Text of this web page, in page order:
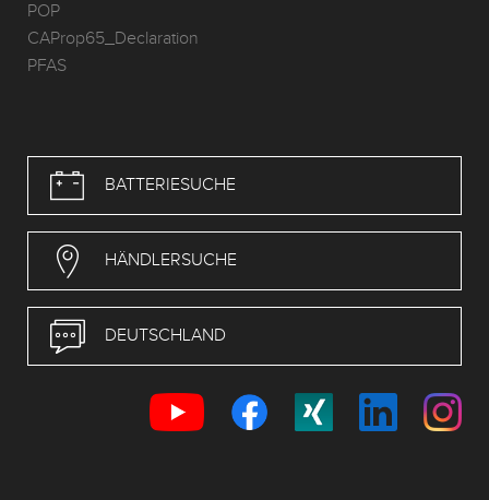
POP
CAProp65_Declaration
PFAS
BATTERIESUCHE
HÄNDLERSUCHE
DEUTSCHLAND